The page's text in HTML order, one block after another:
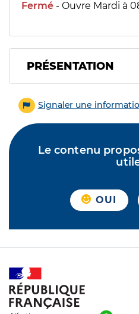
Fermé - Ouvre Mardi à
PRÉSENTATION
Signaler une
Le contenu
OUI